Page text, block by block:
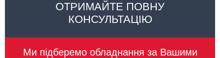
ОТРИМАЙТЕ ПОВНУ
КОНСУЛЬТАЦІЮ
Ми підберемо обладнання за Вашими